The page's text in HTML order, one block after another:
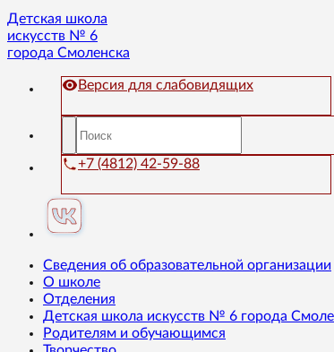
Детская школа
искусств № 6
города Смоленска
Версия для слабовидящих
+7 (4812) 42-59-88
Сведения об образовательной организации
О школе
Отделения
Детская школа искусств № 6 города
Родителям и обучающимся